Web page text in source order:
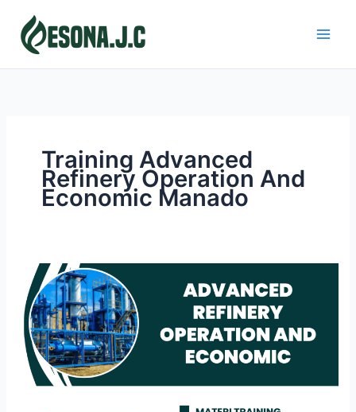
content
Training Advanced
Refinery Operation And
Economic Manado
ADVANCED
REFINERY
OPERATION
AND
ECONOMIC